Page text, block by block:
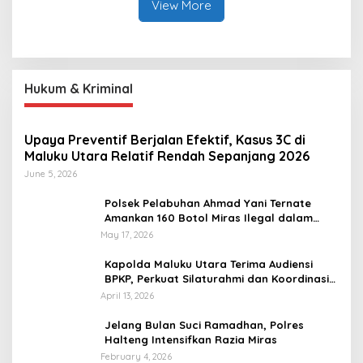
View More
Hukum & Kriminal
Upaya Preventif Berjalan Efektif, Kasus 3C di
Maluku Utara Relatif Rendah Sepanjang 2026
June 5, 2026
Polsek Pelabuhan Ahmad Yani Ternate
Amankan 160 Botol Miras Ilegal dalam
Razia Rutin
May 17, 2026
Kapolda Maluku Utara Terima Audiensi
BPKP, Perkuat Silaturahmi dan Koordinasi
Antar Lembaga
April 13, 2026
Jelang Bulan Suci Ramadhan, Polres
Halteng Intensifkan Razia Miras
February 4, 2026